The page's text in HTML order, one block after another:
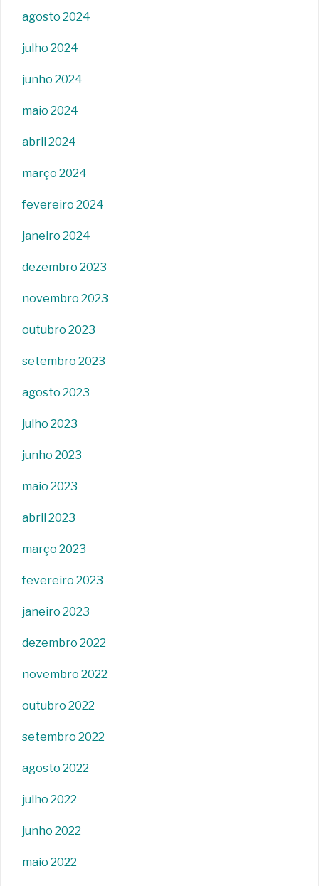
agosto 2024
julho 2024
junho 2024
maio 2024
abril 2024
março 2024
fevereiro 2024
janeiro 2024
dezembro 2023
novembro 2023
outubro 2023
setembro 2023
agosto 2023
julho 2023
junho 2023
maio 2023
abril 2023
março 2023
fevereiro 2023
janeiro 2023
dezembro 2022
novembro 2022
outubro 2022
setembro 2022
agosto 2022
julho 2022
junho 2022
maio 2022